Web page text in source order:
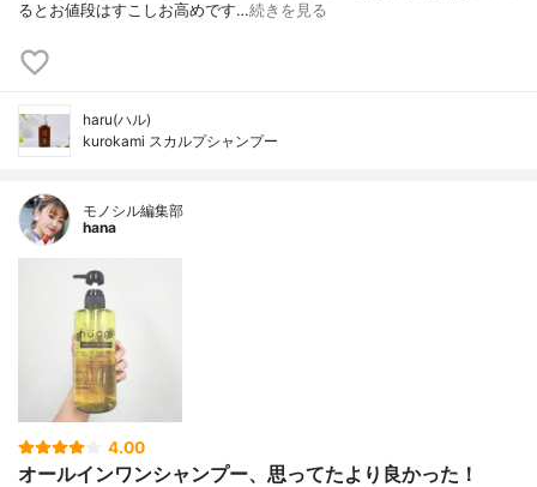
るとお値段はすこしお高めです…続きを見る
haru(ハル)
kurokami スカルプシャンプー
モノシル編集部
hana
4.00
オールインワンシャンプー、思ってたより良かった！